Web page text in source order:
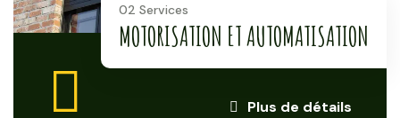
Plus de détails
02 Services
MOTORISATION ET AUTOMATISATION